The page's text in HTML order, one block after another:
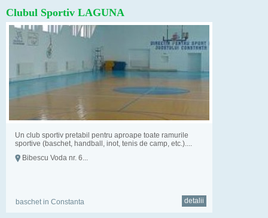
Clubul Sportiv LAGUNA
Un club sportiv pretabil pentru aproape toate ramurile
sportive (baschet, handball, inot, tenis de camp, etc.)....
Bibescu Voda nr. 6...
baschet in Constanta detalii